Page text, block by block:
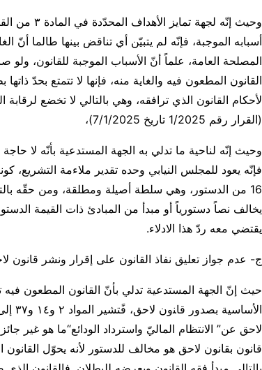
وحيث إنّه
أسبابه الموجبة، فإنّه لم يتبيّن أي تناقض بينها طالما أنّ
المصلحة العامة، علماً أنّ الأسباب الموجبة للقانون، ولو
لأحكام القانون الذي ترافقه، وهي بالتالي لا تخضع
(القرار رقم 1/2025 تاريخ 7/1/2025)،
وحيث إنّه لناحية ما تدلي به الجهة المستدعية بأنّه لا
فإنّه يعود للمجلس النيابي وحده تقدير ملاءمة التشريع،
16 من الدستور، وهي سلطة أصيلة ومطلقة، ومن حقّه
يخالف نصاً دستورياً أو مبدأ من المبادئ ذات القيمة
يقتضي معه ردّ هذا الادلاء.
ج- عدم جواز تعليق نفاذ القانون على إقرار ونشر قانون
حيث إنّ الجهة المستدعية تدلي بأنّ القانون المطعون
لاحق عن” الانتظام الماليّ واسترداد الودائع“ما هو غير
قانون بقانون لاحق هو مخالف للدستور لأنه يحوّل